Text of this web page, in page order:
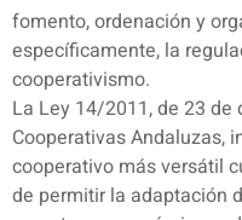
fomento, ordenación y
específicamente, la
cooperativismo.
La Ley 14/2011, de 23
Cooperativas Andaluzas,
cooperativo más versátil
de permitir la adaptación